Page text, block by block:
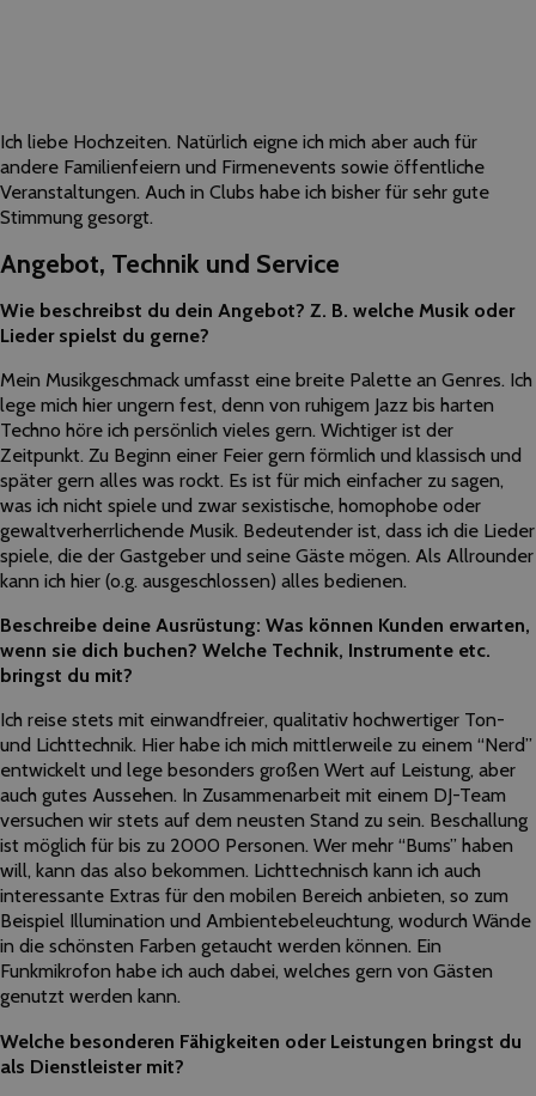
Ich liebe Hochzeiten. Natürlich eigne ich mich aber auch für
andere Familienfeiern und Firmenevents sowie öffentliche
Veranstaltungen. Auch in Clubs habe ich bisher für sehr gute
Stimmung gesorgt.
Angebot, Technik und Service
Wie beschreibst du dein Angebot? Z. B. welche Musik oder
Lieder spielst du gerne?
Mein Musikgeschmack umfasst eine breite Palette an Genres. Ich
lege mich hier ungern fest, denn von ruhigem Jazz bis harten
Techno höre ich persönlich vieles gern. Wichtiger ist der
Zeitpunkt. Zu Beginn einer Feier gern förmlich und klassisch und
später gern alles was rockt. Es ist für mich einfacher zu sagen,
was ich nicht spiele und zwar sexistische, homophobe oder
gewaltverherrlichende Musik. Bedeutender ist, dass ich die Lieder
spiele, die der Gastgeber und seine Gäste mögen. Als Allrounder
kann ich hier (o.g. ausgeschlossen) alles bedienen.
Beschreibe deine Ausrüstung: Was können Kunden erwarten,
wenn sie dich buchen? Welche Technik, Instrumente etc.
bringst du mit?
Ich reise stets mit einwandfreier, qualitativ hochwertiger Ton-
und Lichttechnik. Hier habe ich mich mittlerweile zu einem “Nerd”
entwickelt und lege besonders großen Wert auf Leistung, aber
auch gutes Aussehen. In Zusammenarbeit mit einem DJ-Team
versuchen wir stets auf dem neusten Stand zu sein. Beschallung
ist möglich für bis zu 2000 Personen. Wer mehr “Bums” haben
will, kann das also bekommen. Lichttechnisch kann ich auch
interessante Extras für den mobilen Bereich anbieten, so zum
Beispiel Illumination und Ambientebeleuchtung, wodurch Wände
in die schönsten Farben getaucht werden können. Ein
Funkmikrofon habe ich auch dabei, welches gern von Gästen
genutzt werden kann.
Welche besonderen Fähigkeiten oder Leistungen bringst du
als Dienstleister mit?